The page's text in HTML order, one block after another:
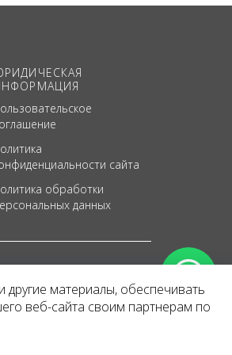
сайта
обработки
данных
материалы, обеспечивать
веб-сайта своим партнерам по